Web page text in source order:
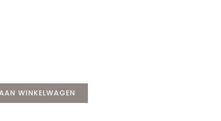
WINKELWAGEN